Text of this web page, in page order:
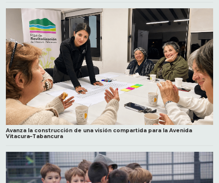
Avanza la construcción de una visión compartida para la Avenida
Vitacura–Tabancura